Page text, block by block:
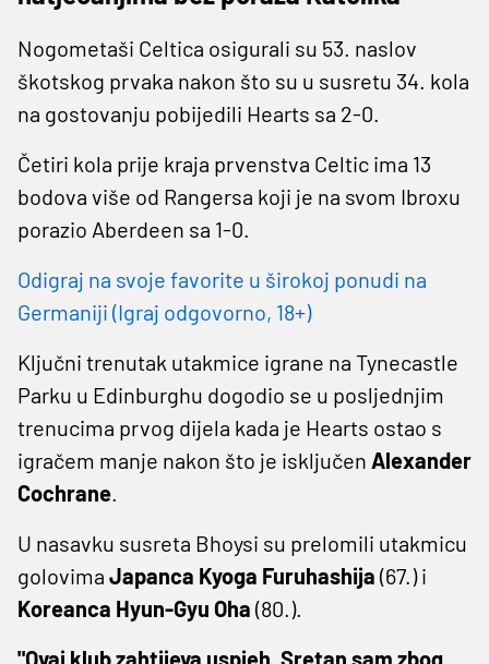
Nogometaši Celtica osigurali su 53. naslov
škotskog prvaka nakon što su u susretu 34. kola
na gostovanju pobijedili Hearts sa 2-0.
Četiri kola prije kraja prvenstva Celtic ima 13
bodova više od Rangersa koji je na svom Ibroxu
porazio Aberdeen sa 1-0.
Odigraj na svoje favorite u širokoj ponudi na
Germaniji (Igraj odgovorno, 18+)
Ključni trenutak utakmice igrane na Tynecastle
Parku u Edinburghu dogodio se u posljednjim
trenucima prvog dijela kada je Hearts ostao s
igračem manje nakon što je isključen Alexander
Cochrane.
U nasavku susreta Bhoysi su prelomili utakmicu
golovima Japanca Kyoga Furuhashija (67.) i
Koreanca Hyun-Gyu Oha (80.).
"Ovaj klub zahtijeva uspjeh. Sretan sam zbog